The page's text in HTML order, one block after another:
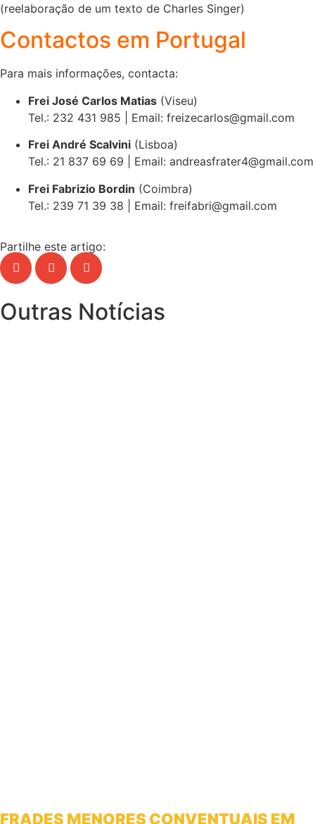
(reelaboração de um texto de Charles Singer)
Contactos em Portugal
Para mais informações, contacta:
Frei José Carlos Matias (Viseu)
Tel.: 232 431 985 | Email: freizecarlos@gmail.com
Frei André Scalvini (Lisboa)
Tel.: 21 837 69 69 | Email: andreasfrater4@gmail.com
Frei Fabrizio Bordin (Coimbra)
Tel.: 239 71 39 38 | Email: freifabri@gmail.com
Partilhe este artigo:
Outras Notícias
FRADES MENORES CONVENTUAIS EM